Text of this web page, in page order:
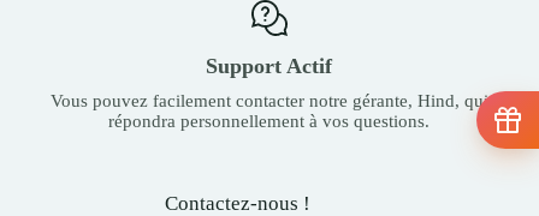
Support Actif
Vous pouvez facilement contacter notre gérante, Hind, qui
répondra personnellement à vos questions.
Contactez-nous !